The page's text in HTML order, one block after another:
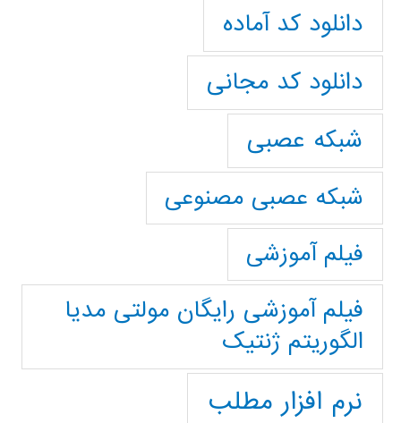
دانلود کد آماده
دانلود کد مجانی
شبکه عصبی
شبکه عصبی مصنوعی
فیلم آموزشی
فیلم آموزشی رایگان مولتی مدیا
الگوریتم ژنتیک
نرم افزار مطلب